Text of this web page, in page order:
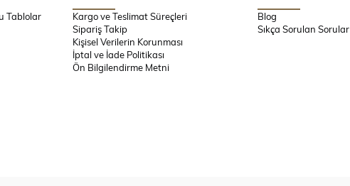
Tablolar
Kargo ve Teslimat Süreçleri
Sipariş Takip
Kişisel Verilerin Korunması
İptal ve İade Politikası
Ön Bilgilendirme Metni
Blog
Sıkça Sorulan Sorular